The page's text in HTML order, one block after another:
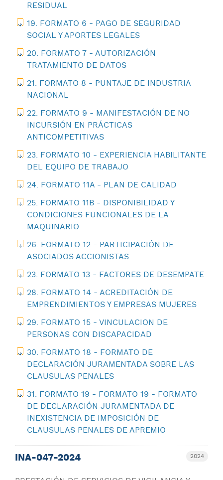
RESIDUAL
19. FORMATO 6 - PAGO DE SEGURIDAD
SOCIAL Y APORTES LEGALES
20. FORMATO 7 - AUTORIZACIÓN
TRATAMIENTO DE DATOS
21. FORMATO 8 - PUNTAJE DE INDUSTRIA
NACIONAL
22. FORMATO 9 - MANIFESTACIÓN DE NO
INCURSIÓN EN PRÁCTICAS
ANTICOMPETITIVAS
23. FORMATO 10 - EXPERIENCIA HABILITANTE
DEL EQUIPO DE TRABAJO
24. FORMATO 11A - PLAN DE CALIDAD
25. FORMATO 11B - DISPONIBILIDAD Y
CONDICIONES FUNCIONALES DE LA
MAQUINARIO
26. FORMATO 12 - PARTICIPACIÓN DE
ASOCIADOS ACCIONISTAS
23. FORMATO 13 - FACTORES DE DESEMPATE
28. FORMATO 14 - ACREDITACIÓN DE
EMPRENDIMIENTOS Y EMPRESAS MUJERES
29. FORMATO 15 - VINCULACION DE
PERSONAS CON DISCAPACIDAD
30. FORMATO 18 - FORMATO DE
DECLARACIÓN JURAMENTADA SOBRE LAS
CLAUSULAS PENALES
31. FORMATO 19 - FORMATO 19 - FORMATO
DE DECLARACIÓN JURAMENTADA DE
INEXISTENCIA DE IMPOSICIÓN DE
CLAUSULAS PENALES DE APREMIO
2024
INA-047-2024